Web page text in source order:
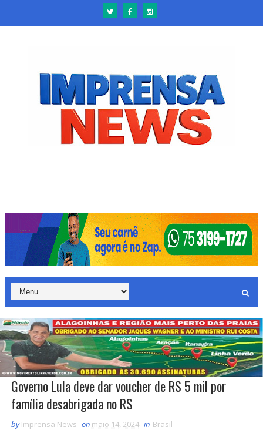
Governo Lula deve dar voucher de R$ 5 mil por
família desabrigada no RS
by Imprensa News on maio 14, 2024 in Brasil